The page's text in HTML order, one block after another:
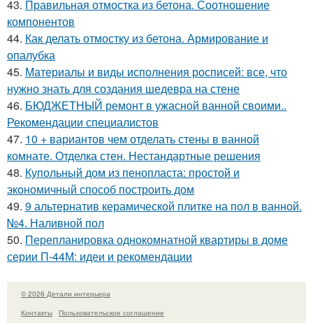
43. Правильная отмостка из бетона. Соотношение
компонентов
44. Как делать отмостку из бетона. Армирование и
опалубка
45. Материалы и виды исполнения росписей: все, что
нужно знать для создания шедевра на стене
46. БЮДЖЕТНЫЙ ремонт в ужасной ванной своими..
Рекомендации специалистов
47. 10 + вариантов чем отделать стены в ванной
комнате. Отделка стен. Нестандартные решения
48. Купольный дом из пенопласта: простой и
экономичный способ построить дом
49. 9 альтернатив керамической плитке на пол в ванной.
№4. Наливной пол
50. Перепланировка однокомнатной квартиры в доме
серии П-44М: идеи и рекомендации
© 2026 Детали интерьера
Контакты
Пользовательское соглашение